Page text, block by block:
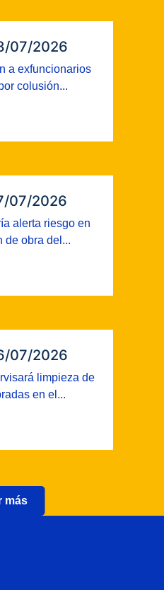
07/2026
a exfuncionarios
colusión...
07/2026
alerta riesgo en
de obra del...
07/2026
limpieza de
en el...
más